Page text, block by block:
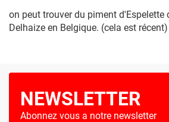
on peut trouver du piment d'Espelette
Delhaize en Belgique. (cela est récent)
NEWSLETTER
Abonnez vous a notre newsletter